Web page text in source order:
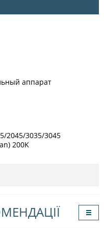
аппарат
2045/3035/3045
200K